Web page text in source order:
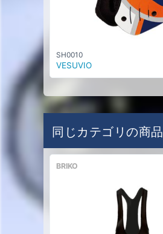
SH0010
VESUVIO
同じカテゴリの商品
BRIKO